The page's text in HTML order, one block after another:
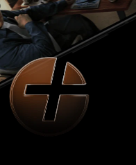
нет ни
такого
в
ролях,
все.